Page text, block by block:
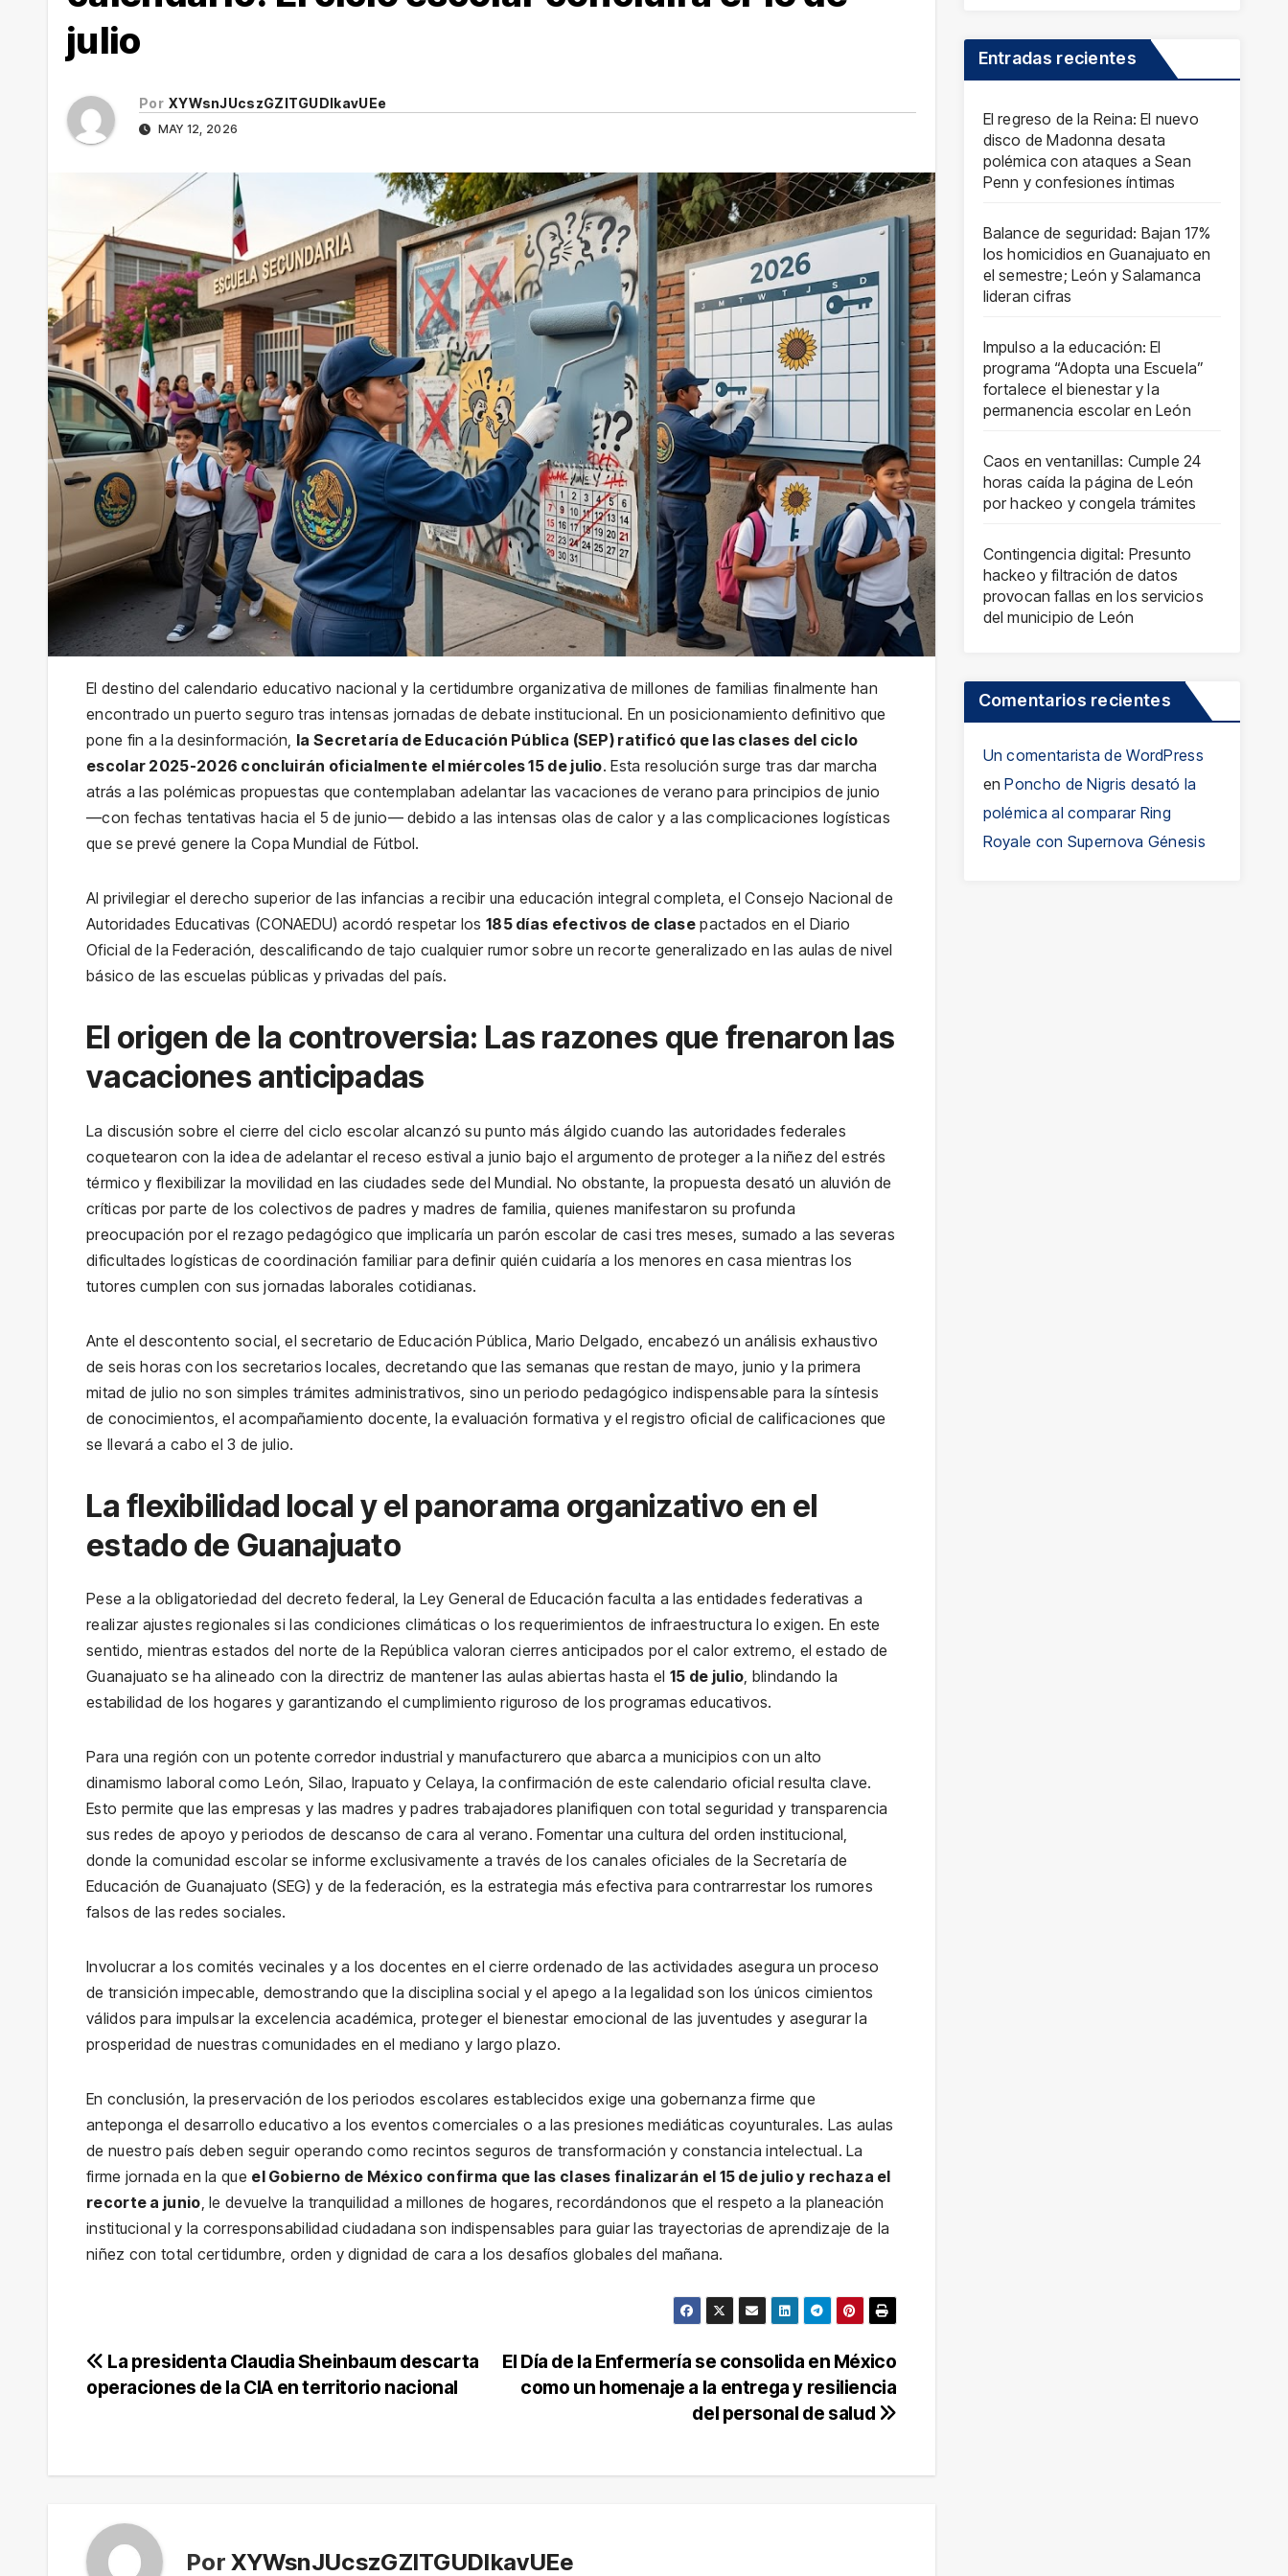
julio
Por XYWsnJUcszGZITGUDlkavUEe
MAY 12, 2026
El destino del calendario educativo nacional y la certidumbre organizativa de millones de familias finalmente han
encontrado un puerto seguro tras intensas jornadas de debate institucional. En un posicionamiento definitivo que
pone fin a la desinformación, la Secretaría de Educación Pública (SEP) ratificó que las clases del ciclo
escolar 2025-2026 concluirán oficialmente el miércoles 15 de julio. Esta resolución surge tras dar marcha
atrás a las polémicas propuestas que contemplaban adelantar las vacaciones de verano para principios de junio
—con fechas tentativas hacia el 5 de junio— debido a las intensas olas de calor y a las complicaciones logísticas
que se prevé genere la Copa Mundial de Fútbol.
Al privilegiar el derecho superior de las infancias a recibir una educación integral completa, el Consejo Nacional de
Autoridades Educativas (CONAEDU) acordó respetar los 185 días efectivos de clase pactados en el Diario
Oficial de la Federación, descalificando de tajo cualquier rumor sobre un recorte generalizado en las aulas de nivel
básico de las escuelas públicas y privadas del país.
El origen de la controversia: Las razones que frenaron las
vacaciones anticipadas
La discusión sobre el cierre del ciclo escolar alcanzó su punto más álgido cuando las autoridades federales
coquetearon con la idea de adelantar el receso estival a junio bajo el argumento de proteger a la niñez del estrés
térmico y flexibilizar la movilidad en las ciudades sede del Mundial. No obstante, la propuesta desató un aluvión de
críticas por parte de los colectivos de padres y madres de familia, quienes manifestaron su profunda
preocupación por el rezago pedagógico que implicaría un parón escolar de casi tres meses, sumado a las severas
dificultades logísticas de coordinación familiar para definir quién cuidaría a los menores en casa mientras los
tutores cumplen con sus jornadas laborales cotidianas.
Ante el descontento social, el secretario de Educación Pública, Mario Delgado, encabezó un análisis exhaustivo
de seis horas con los secretarios locales, decretando que las semanas que restan de mayo, junio y la primera
mitad de julio no son simples trámites administrativos, sino un periodo pedagógico indispensable para la síntesis
de conocimientos, el acompañamiento docente, la evaluación formativa y el registro oficial de calificaciones que
se llevará a cabo el 3 de julio.
La flexibilidad local y el panorama organizativo en el
estado de Guanajuato
Pese a la obligatoriedad del decreto federal, la Ley General de Educación faculta a las entidades federativas a
realizar ajustes regionales si las condiciones climáticas o los requerimientos de infraestructura lo exigen. En este
sentido, mientras estados del norte de la República valoran cierres anticipados por el calor extremo, el estado de
Guanajuato se ha alineado con la directriz de mantener las aulas abiertas hasta el 15 de julio, blindando la
estabilidad de los hogares y garantizando el cumplimiento riguroso de los programas educativos.
Para una región con un potente corredor industrial y manufacturero que abarca a municipios con un alto
dinamismo laboral como León, Silao, Irapuato y Celaya, la confirmación de este calendario oficial resulta clave.
Esto permite que las empresas y las madres y padres trabajadores planifiquen con total seguridad y transparencia
sus redes de apoyo y periodos de descanso de cara al verano. Fomentar una cultura del orden institucional,
donde la comunidad escolar se informe exclusivamente a través de los canales oficiales de la Secretaría de
Educación de Guanajuato (SEG) y de la federación, es la estrategia más efectiva para contrarrestar los rumores
falsos de las redes sociales.
Involucrar a los comités vecinales y a los docentes en el cierre ordenado de las actividades asegura un proceso
de transición impecable, demostrando que la disciplina social y el apego a la legalidad son los únicos cimientos
válidos para impulsar la excelencia académica, proteger el bienestar emocional de las juventudes y asegurar la
prosperidad de nuestras comunidades en el mediano y largo plazo.
En conclusión, la preservación de los periodos escolares establecidos exige una gobernanza firme que
anteponga el desarrollo educativo a los eventos comerciales o a las presiones mediáticas coyunturales. Las aulas
de nuestro país deben seguir operando como recintos seguros de transformación y constancia intelectual. La
firme jornada en la que el Gobierno de México confirma que las clases finalizarán el 15 de julio y rechaza el
recorte a junio, le devuelve la tranquilidad a millones de hogares, recordándonos que el respeto a la planeación
institucional y la corresponsabilidad ciudadana son indispensables para guiar las trayectorias de aprendizaje de la
niñez con total certidumbre, orden y dignidad de cara a los desafíos globales del mañana.
Navegación
de
El Día de la Enfermería se consolida en México
como un homenaje a la entrega y resiliencia
del personal de salud
La presidenta Claudia Sheinbaum descarta
operaciones de la CIA en territorio nacional
PorXYWsnJUcszGZITGUDlkavUEe
Entradas recientes
El regreso de la Reina: El nuevo
disco de Madonna desata
polémica con ataques a Sean
Penn y confesiones íntimas
Balance de seguridad: Bajan 17%
los homicidios en Guanajuato en
el semestre; León y Salamanca
lideran cifras
Impulso a la educación: El
programa “Adopta una Escuela”
fortalece el bienestar y la
permanencia escolar en León
Caos en ventanillas: Cumple 24
horas caída la página de León
por hackeo y congela trámites
Contingencia digital: Presunto
hackeo y filtración de datos
provocan fallas en los servicios
del municipio de León
Comentarios recientes
Un comentarista de WordPress
enPoncho de Nigris desató la
polémica al comparar Ring
Royale con Supernova Génesis